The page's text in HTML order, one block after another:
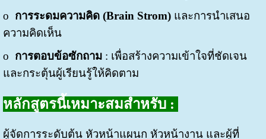
o การระดมความคิด(Brain Strom)และการนำเสนอ
ความคิดเห็น
o การตอบข้อซักถาม: เพื่อสร้างความเข้าใจที่ชัดเจน
และกระตุ้นผู้เรียนรู้ให้คิดตาม
หลักสูตรนี้เหมาะสมสำหรับ :
ผู้จัดการระดับต้น หัวหน้าแผนก หัวหน้างาน และผู้ที่